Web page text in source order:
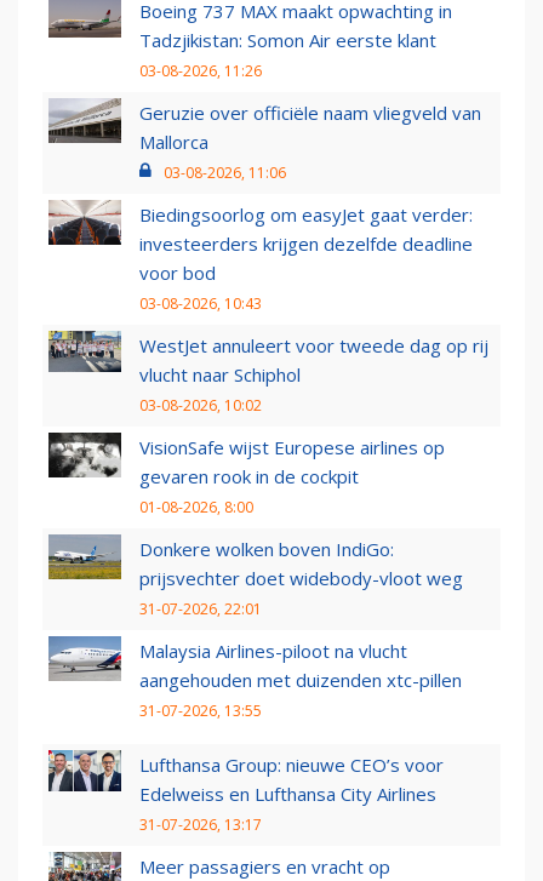
Boeing 737 MAX maakt opwachting in
Tadzjikistan: Somon Air eerste klant
03-08-2026, 11:26
Geruzie over officiële naam vliegveld van
Mallorca
03-08-2026, 11:06
Biedingsoorlog om easyJet gaat verder:
investeerders krijgen dezelfde deadline
voor bod
03-08-2026, 10:43
WestJet annuleert voor tweede dag op rij
vlucht naar Schiphol
03-08-2026, 10:02
VisionSafe wijst Europese airlines op
gevaren rook in de cockpit
01-08-2026, 8:00
Donkere wolken boven IndiGo:
prijsvechter doet widebody-vloot weg
31-07-2026, 22:01
Malaysia Airlines-piloot na vlucht
aangehouden met duizenden xtc-pillen
31-07-2026, 13:55
Lufthansa Group: nieuwe CEO’s voor
Edelweiss en Lufthansa City Airlines
31-07-2026, 13:17
Meer passagiers en vracht op